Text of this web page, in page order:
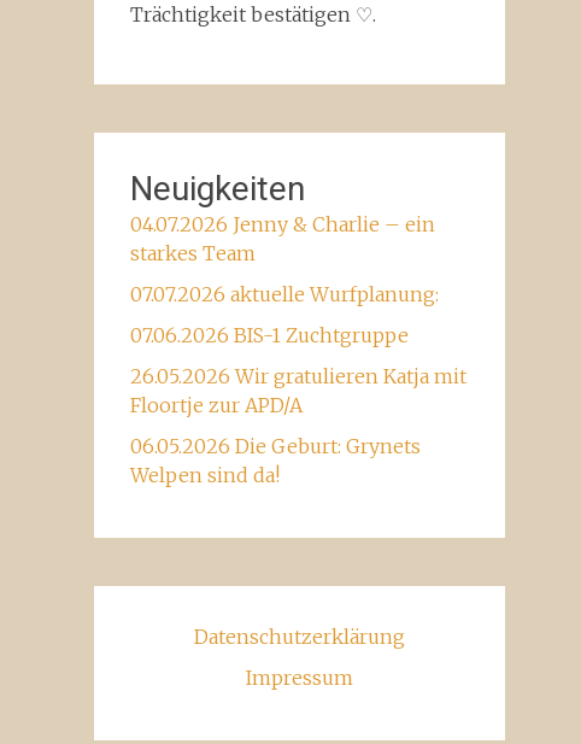
Trächtigkeit bestätigen ♡.
Neuigkeiten
04.07.2026 Jenny & Charlie – ein
starkes Team
07.07.2026 aktuelle Wurfplanung:
07.06.2026 BIS-1 Zuchtgruppe
26.05.2026 Wir gratulieren Katja mit
Floortje zur APD/A
06.05.2026 Die Geburt: Grynets
Welpen sind da!
Datenschutzerklärung
Impressum